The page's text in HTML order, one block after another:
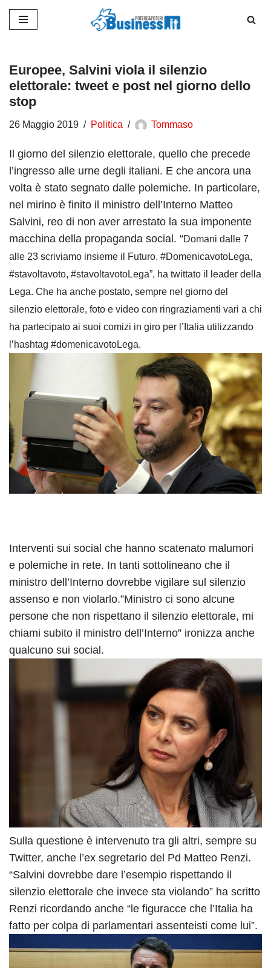
contenuto
Europee, Salvini viola il silenzio
elettorale: tweet e post nel giorno dello
stop
26 Maggio 2019 Politica Tommaso
Il giorno del silenzio elettorale, quello che precede
l’ingresso alle urne degli italiani. E che ancora una
volta è stato segnato dalle polemiche. In particolare,
nel mirino è finito il ministro dell’Interno Matteo
Salvini, reo di non aver arrestato la sua imponente
macchina della propaganda social. “Domani dalle 7
alle 23 scriviamo insieme il Futuro. #DomenicavotoLega,
#stavoltavoto, #stavoltavotoLega”, ha twittato il leader della
Lega. Che ha anche postato, sempre nel giorno del
silenzio elettorale, foto e video con ringraziamenti vari a chi
ha partecipato ai suoi comizi in giro per l’Italia utilizzando
l’hashtag #domenicavotoLega.
Interventi sui social che hanno scatenato malumori
e polemiche in rete. In tanti sottolineano che il
ministro dell’Interno dovrebbe vigilare sul silenzio
assenso e non violarlo.”Ministro ci sono alcune
persone che non rispettano il silenzio elettorale, mi
chiami subito il ministro dell’Interno” ironizza anche
qualcuno sui social.
Sulla questione è intervenuto tra gli altri, sempre su
Twitter, anche l’ex segretario del Pd Matteo Renzi.
“Salvini dovrebbe dare l’esempio rispettando il
silenzio elettorale che invece sta violando” ha scritto
Renzi ricordando anche “le figuracce che l’Italia ha
fatto per colpa di parlamentari assenteisti come lui”.